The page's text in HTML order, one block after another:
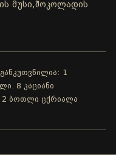
მუსი,შოკოლადის
1
8 კაციანი
2 ბოთლი ცქრიალა